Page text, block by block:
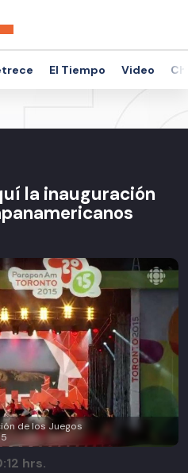
El Tiempo Video
la inauguración
de los Juegos
hrs.